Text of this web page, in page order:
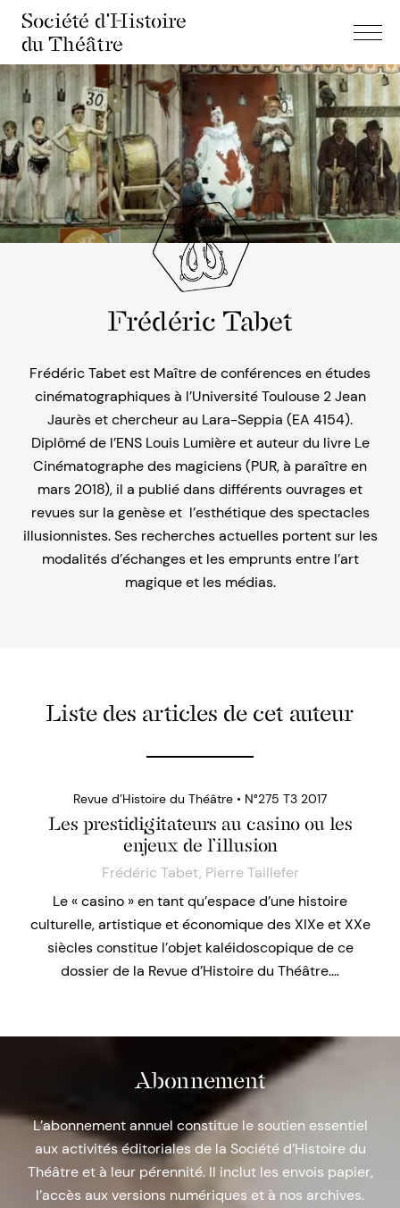
Société d'Histoire
du Théâtre
Frédéric Tabet
Frédéric Tabet est Maître de conférences en études
cinématographiques à l’Université Toulouse 2 Jean
Jaurès et chercheur au Lara-Seppia (EA 4154).
Diplômé de l’ENS Louis Lumière et auteur du livre Le
Cinématographe des magiciens (PUR, à paraître en
mars 2018), il a publié dans différents ouvrages et
revues sur la genèse et l’esthétique des spectacles
illusionnistes. Ses recherches actuelles portent sur les
modalités d’échanges et les emprunts entre l’art
magique et les médias.
Liste des articles de cet auteur
Revue d’Histoire du Théâtre • N°275 T3 2017
Les prestidigitateurs au casino ou les
enjeux de l’illusion
Frédéric Tabet, Pierre Taillefer
Le « casino » en tant qu’espace d’une histoire
culturelle, artistique et économique des XIXe et XXe
siècles constitue l’objet kaléidoscopique de ce
dossier de la Revue d’Histoire du Théâtre.…
Abonnement
L’abonnement annuel constitue le soutien essentiel
aux activités éditoriales de la Société d’Histoire du
Théâtre et à leur pérennité. Il inclut les envois papier,
l’accès aux versions numériques et à nos archives.